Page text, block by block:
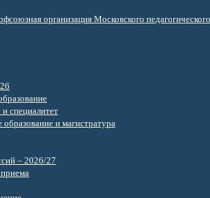
организация Московского
специалитет
и магистратура
– 2026/27